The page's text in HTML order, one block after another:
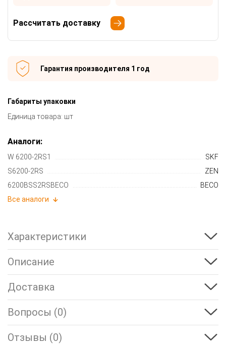
Рассчитать доставку
Гарантия производителя 1 год
Габариты упаковки
Единица товара: шт
Аналоги:
W 6200-2RS1
SKF
S6200-2RS
ZEN
6200BSS2RSBECO
BECO
Все аналоги
Характеристики
Описание
Доставка
Вопросы (0)
Отзывы (0)